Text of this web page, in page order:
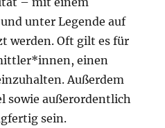
unter Legende auf
werden. Oft gilt es für
einen
Außerdem
sowie außerordentlich
sein.